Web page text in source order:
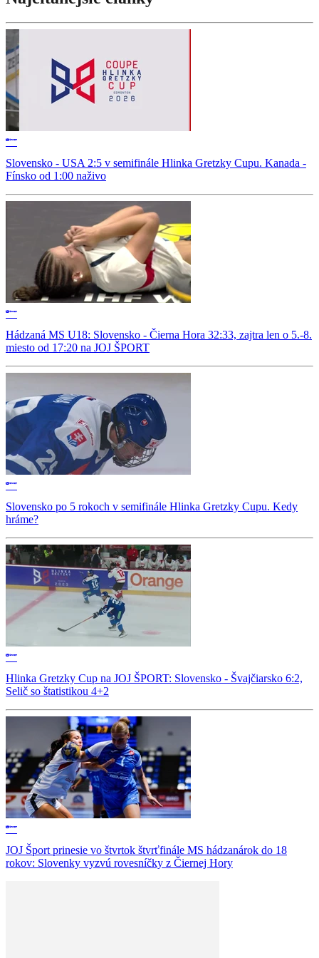
Slovensko - USA 2:5 v semifinále Hlinka Gretzky Cupu. Kanada -
Fínsko od 1:00 naživo
Hádzaná MS U18: Slovensko - Čierna Hora 32:33, zajtra len o 5.-8.
miesto od 17:20 na JOJ ŠPORT
Slovensko po 5 rokoch v semifinále Hlinka Gretzky Cupu. Kedy
hráme?
Hlinka Gretzky Cup na JOJ ŠPORT: Slovensko - Švajčiarsko 6:2,
Selič so štatistikou 4+2
JOJ Šport prinesie vo štvrtok štvrťfinále MS hádzanárok do 18
rokov: Slovenky vyzvú rovesníčky z Čiernej Hory